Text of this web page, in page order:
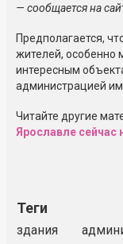
— сообщается на
Предполагается,
жителей, особенно
интересным
администрацией
Читайте другие
Ярославле сейчас
Теги
здания